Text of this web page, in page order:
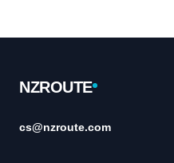
NZROUTE
cs@nzroute.com